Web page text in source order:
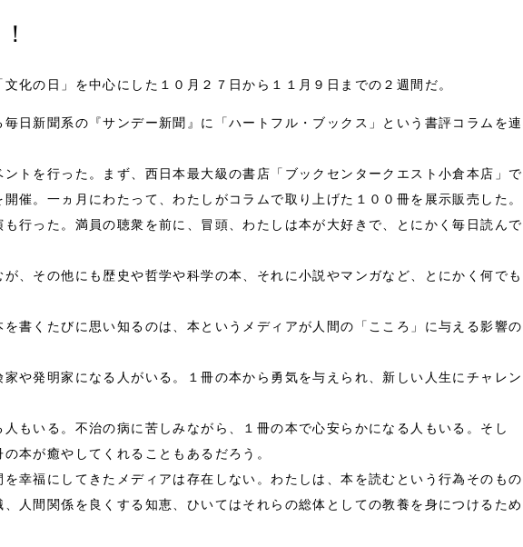
化の日」を中心にした１０月２７日から１１月９日までの２週間だ。
日新聞系の『サンデー新聞』に「ハートフル・ブックス」という書評コラムを連
トを行った。まず、西日本最大級の書店「ブックセンタークエスト小倉本店」で
催。一ヵ月にわたって、わたしがコラムで取り上げた１００冊を展示販売した。
行った。満員の聴衆を前に、冒頭、わたしは本が大好きで、とにかく毎日読んで
、その他にも歴史や哲学や科学の本、それに小説やマンガなど、とにかく何でも
書くたびに思い知るのは、本というメディアが人間の「こころ」に与える影響の
や発明家になる人がいる。１冊の本から勇気を与えられ、新しい人生にチャレン
もいる。不治の病に苦しみながら、１冊の本で心安らかになる人もいる。そし
本が癒やしてくれることもあるだろう。
幸福にしてきたメディアは存在しない。わたしは、本を読むという行為そのもの
人間関係を良くする知恵、ひいてはそれらの総体としての教養を身につけるため